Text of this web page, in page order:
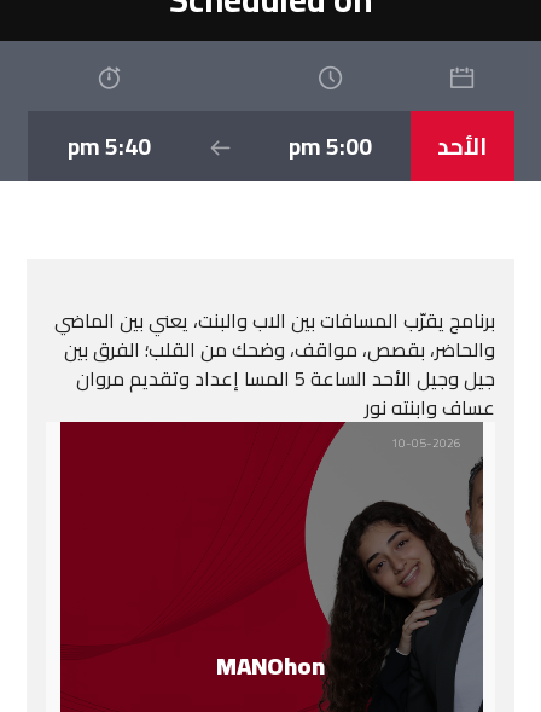
الأحد 5:00 pm
5:40 pm
برنامج يقرّب المسافات بين الاب والبنت، يعني بين الماضي
والحاضر، بقصص، مواقف، وضحك من القلب؛ الفرق بين
جيل وجيل الأحد الساعة 5 المسا إعداد وتقديم مروان
عساف وابنته نور
MANOhon
10-05-2026